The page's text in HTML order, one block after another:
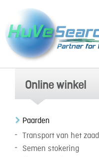
Online winkel
Paarden
Transport van het zaad
Semen stokering